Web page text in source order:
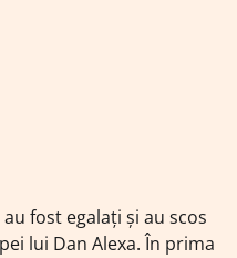
fost egalați și au scos
lui Dan Alexa. În prima